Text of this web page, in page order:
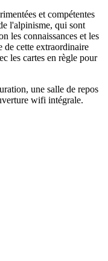
et compétentes
l'alpinisme, qui sont
les connaissances et les
de cette extraordinaire
les cartes en règle pour
une salle de repos
wifi intégrale.